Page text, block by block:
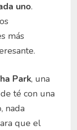
uno.
más
Park, una
té con una
nada
que el